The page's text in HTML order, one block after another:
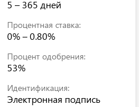
5 – 365 дней
Процентная ставка:
0% – 0.80%
Процент одобрения:
53%
Идентификация:
Электронная подпись